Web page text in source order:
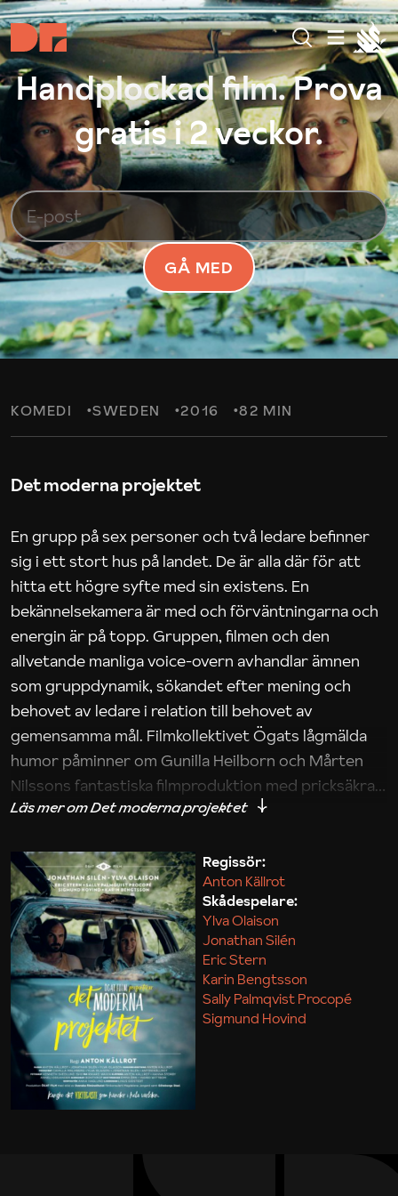
Handplockad film. Prova
gratis i 2 veckor.
GÅ MED
KOMEDI SWEDEN 2016 82 MIN
Det moderna projektet
En grupp på sex personer och två ledare befinner
sig i ett stort hus på landet. De är alla där för att
hitta ett högre syfte med sin existens. En
bekännelsekamera är med och förväntningarna och
energin är på topp. Gruppen, filmen och den
allvetande manliga voice-overn avhandlar ämnen
som gruppdynamik, sökandet efter mening och
behovet av ledare i relation till behovet av
gemensamma mål. Filmkollektivet Ögats lågmälda
humor påminner om Gunilla Heilborn och Mårten
Nilssons fantastiska filmproduktion med pricksäkra
iakttagelser om hur svårt det kan vara att omsätta
Maja Kekonius
Regissör:
Anton Källrot
Skådespelare:
Ylva Olaison
Jonathan Silén
Eric Stern
Karin Bengtsson
Sally Palmqvist Procopé
Sigmund Hovind